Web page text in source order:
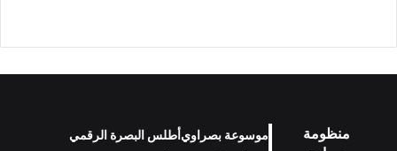
منظومة
موسوعة بصراويأطلس البصرة الرقمي